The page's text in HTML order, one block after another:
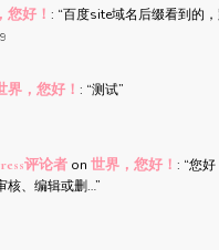
您好！ : “百度site域名后缀看到的
界，您好！ : “测试”
评论者 on 世界，您好！ : “您好
核、编辑或删…”